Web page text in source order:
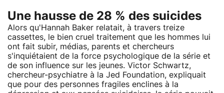
Une hausse de 28 % des suicides
Alors qu'Hannah Baker relatait, à travers treize
cassettes, le bien cruel traitement que les hommes lui
ont fait subir, médias, parents et chercheurs
s'inquiétaient de la force psychologique de la série et
de son influence sur les jeunes. Victor Schwartz,
chercheur-psychiatre à la Jed Foundation, expliquait
que pour des personnes fragiles enclines à la